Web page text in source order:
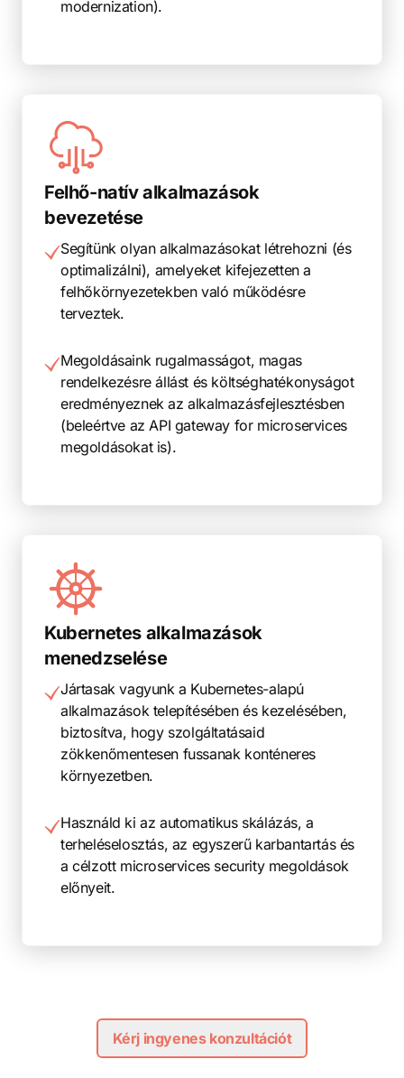
modernization).
Felhő-natív alkalmazások
bevezetése
Segítünk olyan alkalmazásokat létrehozni (és
optimalizálni), amelyeket kifejezetten a
felhőkörnyezetekben való működésre
terveztek.
Megoldásaink rugalmasságot, magas
rendelkezésre állást és költséghatékonyságot
eredményeznek az alkalmazásfejlesztésben
(beleértve az API gateway for microservices
megoldásokat is).
Kubernetes alkalmazások
menedzselése
Jártasak vagyunk a Kubernetes-alapú
alkalmazások telepítésében és kezelésében,
biztosítva, hogy szolgáltatásaid
zökkenőmentesen fussanak konténeres
környezetben.
Használd ki az automatikus skálázás, a
terheléselosztás, az egyszerű karbantartás és
a célzott microservices security megoldások
előnyeit.
Kérj ingyenes konzultációt